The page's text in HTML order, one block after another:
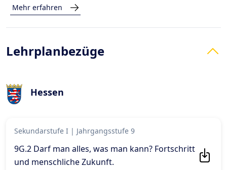
Mehr erfahren
Lehrplanbezüge
Hessen
Sekundarstufe I | Jahrgangsstufe 9
9G.2 Darf man alles, was man kann? Fortschritt
und menschliche Zukunft.